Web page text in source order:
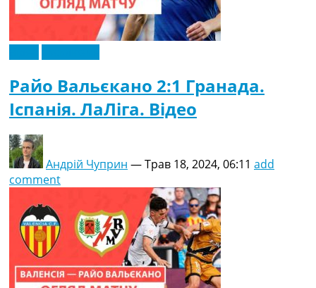
Райо Вальєкано 2:1 Гранада.
Іспанія. ЛаЛіга. Відео
Андрій Чуприн —Трав 18, 2024, 06:11 add
comment